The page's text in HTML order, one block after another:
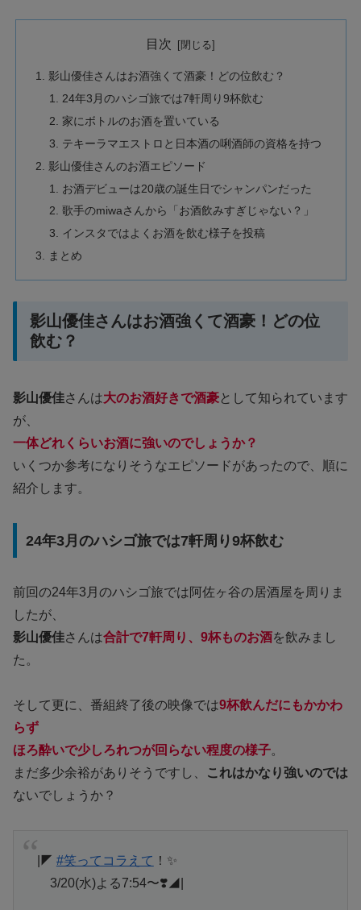
目次
影山優佳さんはお酒強くて酒豪！どの位飲む？
24年3月のハシゴ旅では7軒周り9杯飲む
家にボトルのお酒を置いている
テキーラマエストロと日本酒の唎酒師の資格を持つ
影山優佳さんのお酒エピソード
お酒デビューは20歳の誕生日でシャンパンだった
歌手のmiwaさんから「お酒飲みすぎじゃない？」
インスタではよくお酒を飲む様子を投稿
まとめ
影山優佳さんはお酒強くて酒豪！どの位
飲む？
影山優佳さんは大のお酒好きで酒豪として知られています
が、
一体どれくらいお酒に強いのでしょうか？
いくつか参考になりそうなエピソードがあったので、順に
紹介します。
24年3月のハシゴ旅では7軒周り9杯飲む
前回の24年3月のハシゴ旅では阿佐ヶ谷の居酒屋を周りま
したが、
影山優佳さんは合計で7軒周り、9杯ものお酒を飲みまし
た。
そして更に、番組終了後の映像では9杯飲んだにもかかわ
らず
ほろ酔いで少しろれつが回らない程度の様子。
まだ多少余裕がありそうですし、
これはかなり強いのでは
ないでしょうか？
|◤ #笑ってコラえて ！✨
3/20(水)よる7:54〜❣️◢|